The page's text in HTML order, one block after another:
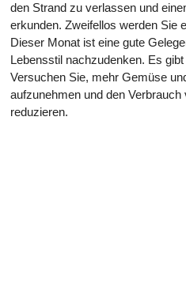
den Strand zu verlassen und
erkunden. Zweifellos werden Sie
Dieser Monat ist eine gute
Lebensstil nachzudenken. Es
Versuchen Sie, mehr Gemüse
aufzunehmen und den
reduzieren.